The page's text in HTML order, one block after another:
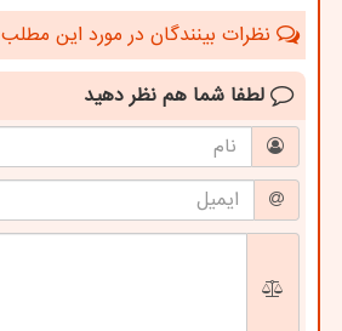
نظرات بینندگان در مورد این مطلب
لطفا شما هم نظر دهید